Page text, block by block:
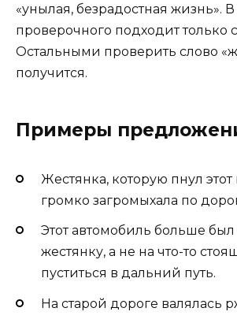
«унылая, безрадостная жизнь». В
проверочного подходит только
Остальными проверить слово
получится.
Примеры
Жестянка, которую пнул этот
громко загромыхала по
Этот автомобиль больше
жестянку, а не на что-то
пуститься в дальний путь.
На старой дороге валялась